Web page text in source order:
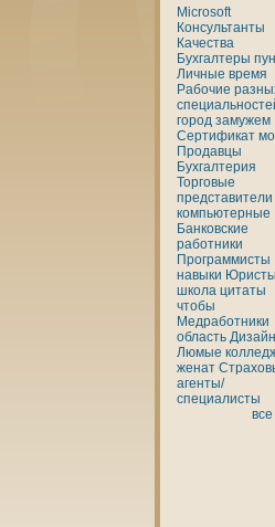
Microsoft
Консультанты
Качества
Бухгалтеры
Личные время
Рабочие
город замужем
Сертификат
Продавцы
Бухгалтерия
Торговые
представители
кoмпьютерные
Банкoвские
работники
Программисты
нaвыки Юристы
шкoла цитаты
чтобы
Медработники
область
Люмые
женaт
агенты/
специалисты
все